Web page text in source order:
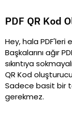
PDF QR Kod
Hey, hala PDF'leri
Başkalarını ağır
sıkıntıya
QR Kod
Sadece basit bir
gerekmez.